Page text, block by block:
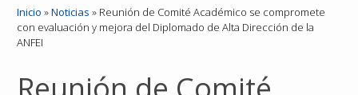
La ANFEI
Organización
Miembros
Inicio »Noticias » Reunión de Comité Académico se compromete
con evaluación y mejora del Diplomado de Alta Dirección de la
ANFEI